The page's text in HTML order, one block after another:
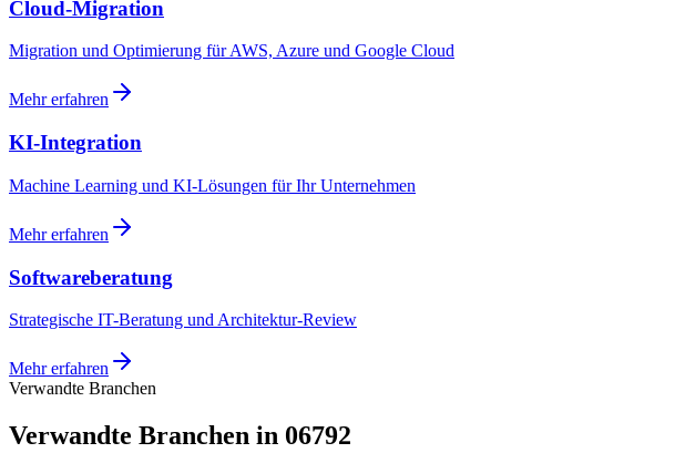
Cloud-Migration
Migration und Optimierung für AWS, Azure und Google Cloud
Mehr erfahren
KI-Integration
Machine Learning und KI-Lösungen für Ihr Unternehmen
Mehr erfahren
Softwareberatung
Strategische IT-Beratung und Architektur-Review
Mehr erfahren
Verwandte Branchen
Verwandte Branchen in 06792